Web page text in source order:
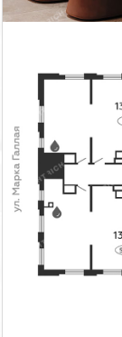
м2